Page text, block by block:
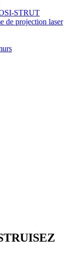
STRUT
de projection laser